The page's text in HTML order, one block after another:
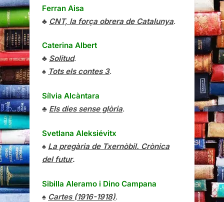
Ferran Aisa
♣ CNT, la força obrera de Catalunya.
Caterina Albert
♣ Solitud.
♠ Tots els contes 3.
Sílvia Alcàntara
♣ Els dies sense glòria.
Svetlana Aleksiévitx
♠ La pregària de Txernòbil. Crònica
del futur.
Sibilla Aleramo i Dino Campana
♠ Cartes (1916-1918).